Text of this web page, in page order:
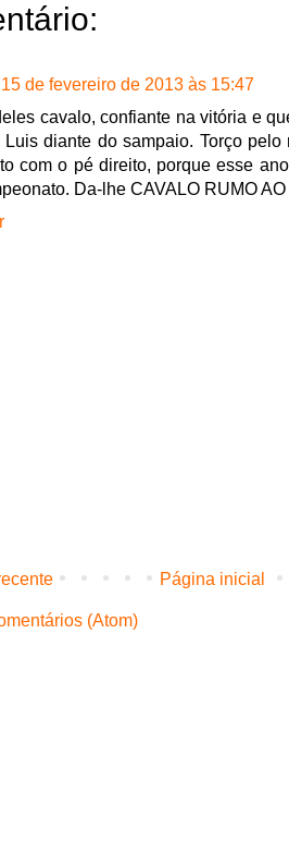
15 de fevereiro de 2013 às 15:47
cavalo, confiante na vitória e
Luis diante do sampaio. Torço
com o pé direito, porque esse
Da-lhe CAVALO RUMO AO
Página inicial
(Atom)